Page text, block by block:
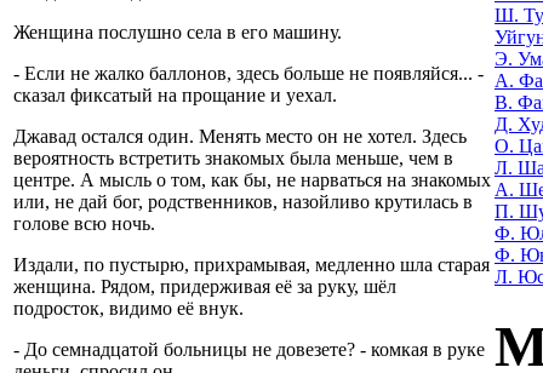
Женщина послушно села в его машину.
- Если не жалко баллонов, здесь больше не появляйся... -
сказал фиксатый на прощание и уехал.
Джавад остался один. Менять место он не хотел. Здесь
вероятность встретить знакомых была меньше, чем в
центре. А мысль о том, как бы, не нарваться на знакомых
или, не дай бог, родственников, назойливо крутилась в
голове всю ночь.
Издали, по пустырю, прихрамывая, медленно шла старая
женщина. Рядом, придерживая её за руку, шёл
подросток, видимо её внук.
- До семнадцатой больницы не довезете? - комкая в руке
Ш.
Э.
А.
В.
Д.
О.
Л.
А.
П.
Ф.
Ф.
Л.